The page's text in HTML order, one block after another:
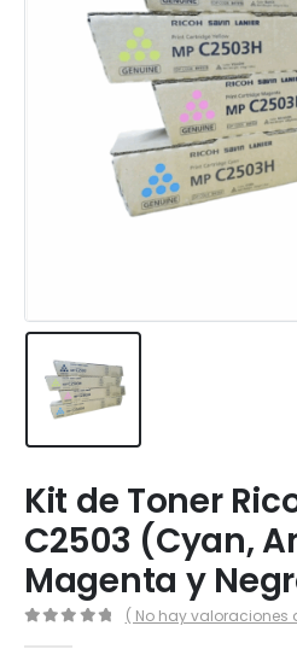
Kit de Toner
C2503 (Cyan,
Magenta y
( No hay valoraciones